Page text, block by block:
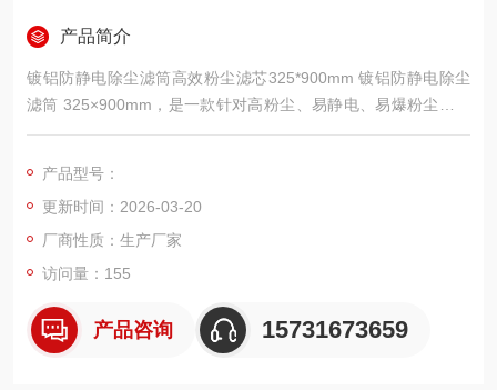
产品简介
镀铝防静电除尘滤筒高效粉尘滤芯325*900mm 镀铝防静电除尘
滤筒 325×900mm，是一款针对高粉尘、易静电、易爆粉尘工况
设计的高效过滤滤芯，外径 325mm、高度 900mm，采用镀铝防
长效耐用性，广泛用于金属加工、粉体输送、打磨抛光、化工粉
料及一般工业除尘系统，可直接替换同规格滤芯使用。
产品型号：
更新时间：2026-03-20
厂商性质：生产厂家
访问量：155
产品咨询 15731673659